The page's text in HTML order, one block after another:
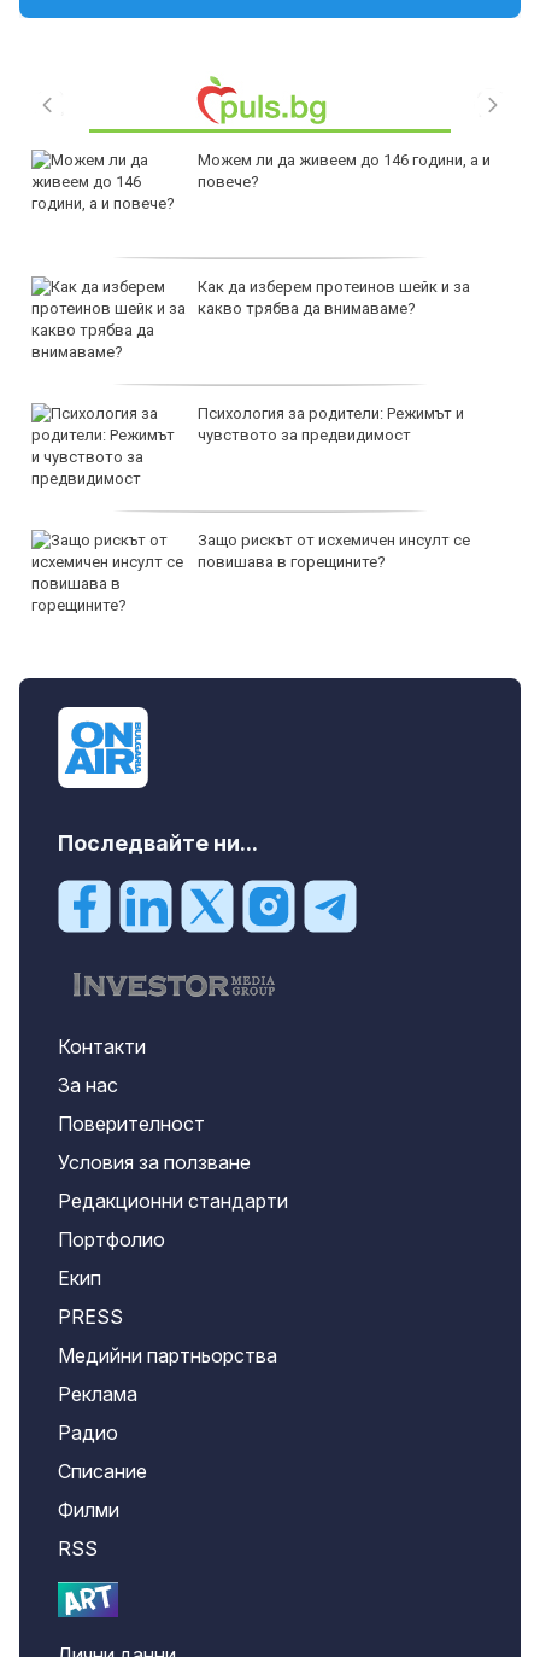
Можем ли да живеем до 146 години, а и
повече?
Как да изберем протеинов шейк и за
какво трябва да внимаваме?
Психология за родители: Режимът и
чувството за предвидимост
Защо рискът от исхемичен инсулт се
повишава в горещините?
Последвайте ни...
Контакти
За нас
Поверителност
Условия за ползване
Редакционни стандарти
Портфолио
Екип
PRESS
Медийни партньорства
Реклама
Радио
Списание
Филми
RSS